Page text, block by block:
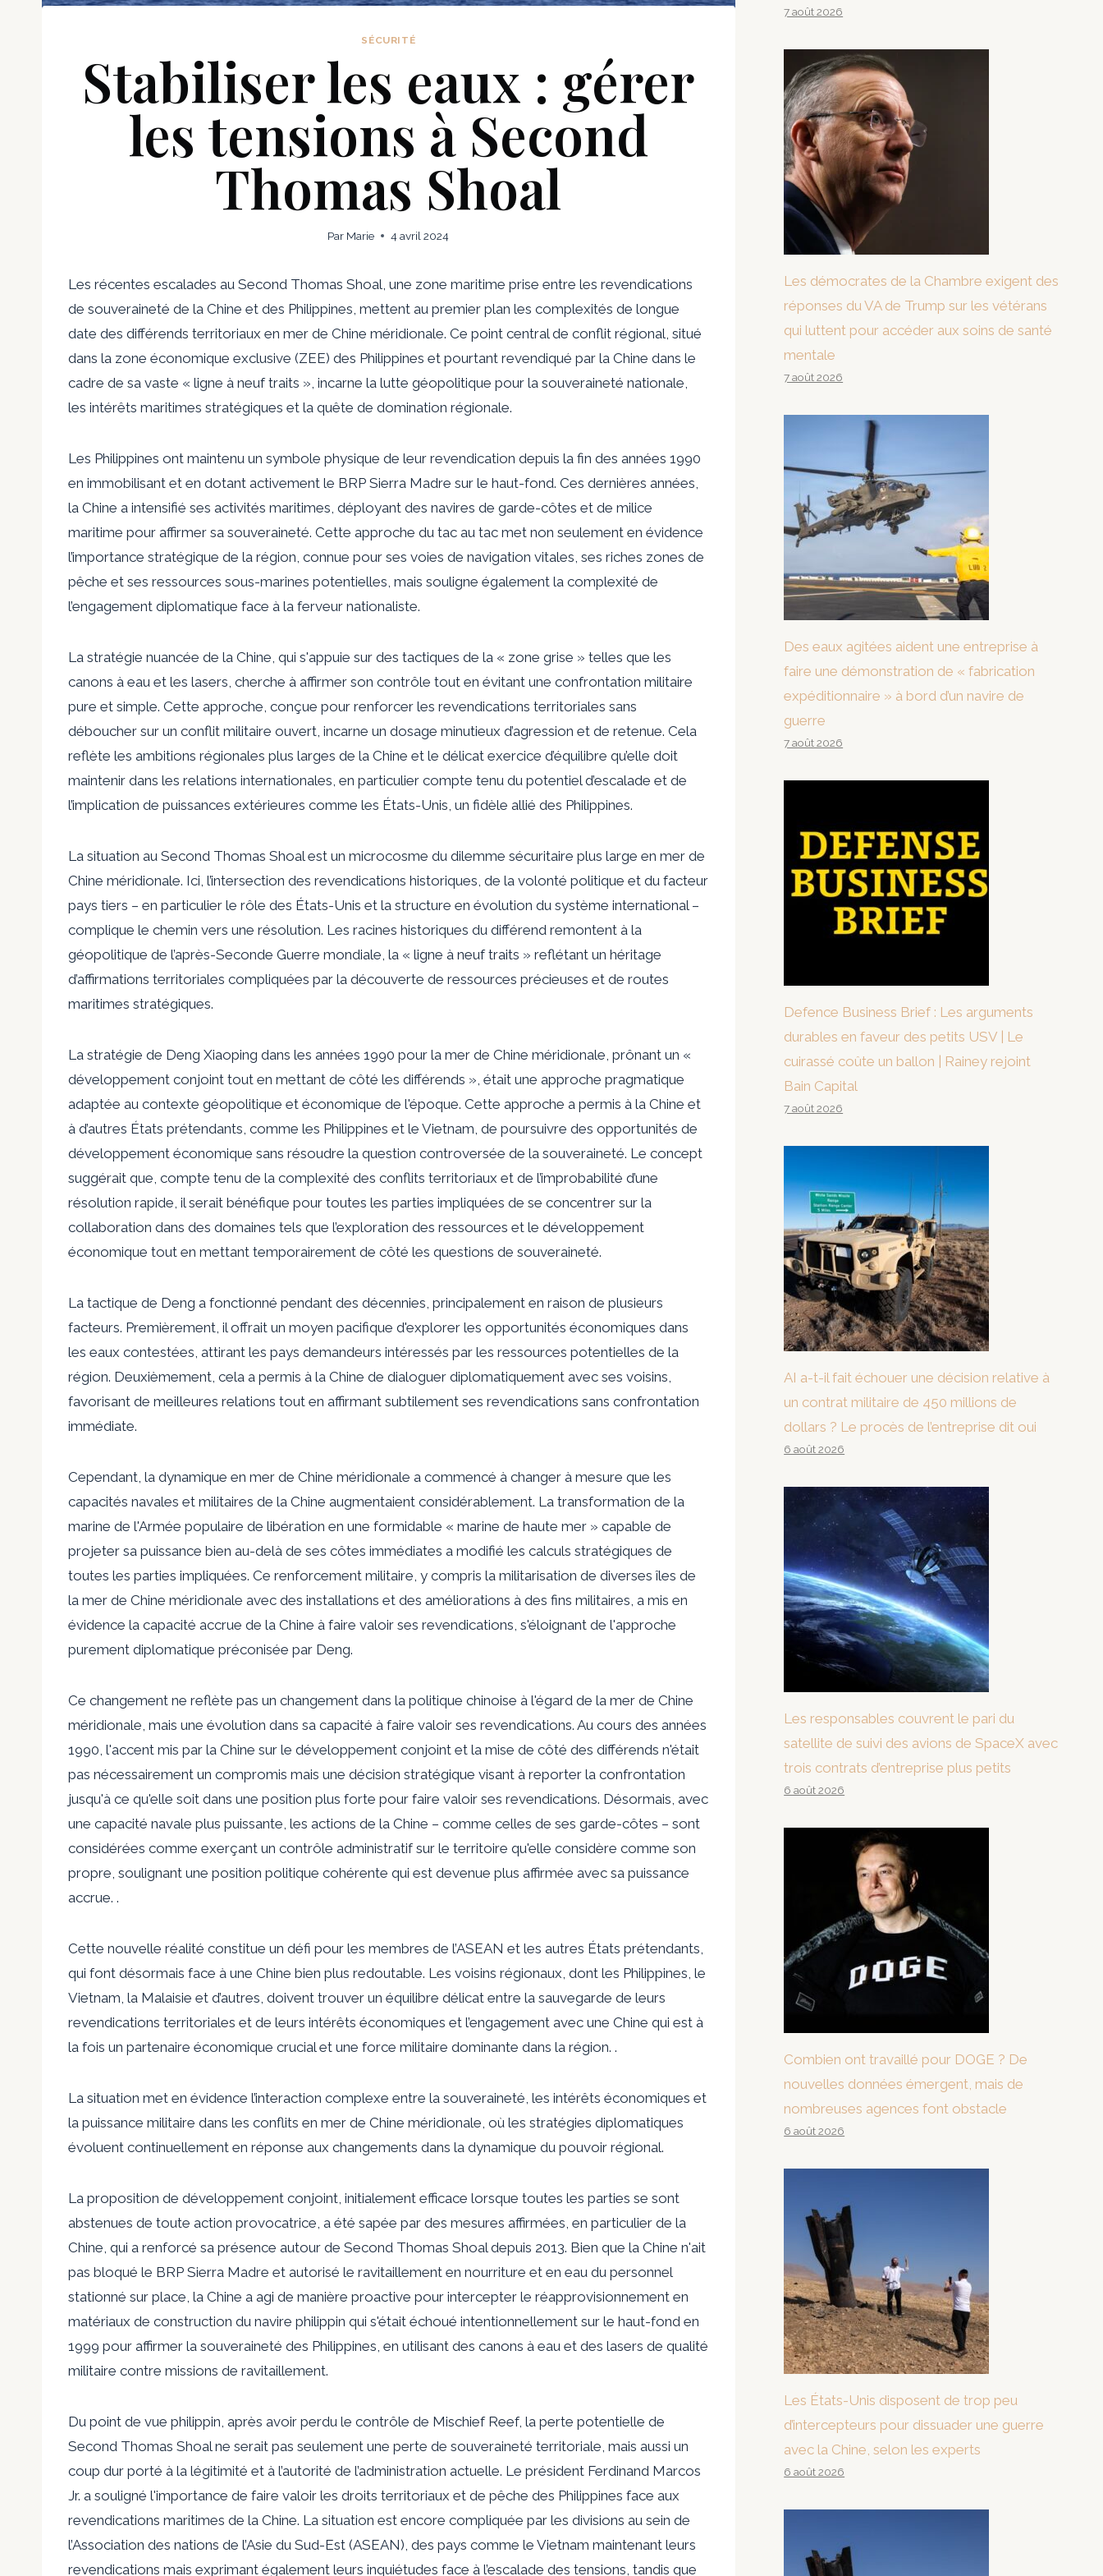
SÉCURITÉ
Stabiliser les eaux : gérer
les tensions à Second
Thomas Shoal
Par Marie 4 avril 2024
Les récentes escalades au Second Thomas Shoal, une zone maritime prise entre les revendications
de souveraineté de la Chine et des Philippines, mettent au premier plan les complexités de longue
date des différends territoriaux en mer de Chine méridionale. Ce point central de conflit régional, situé
dans la zone économique exclusive (ZEE) des Philippines et pourtant revendiqué par la Chine dans le
cadre de sa vaste « ligne à neuf traits », incarne la lutte géopolitique pour la souveraineté nationale,
les intérêts maritimes stratégiques et la quête de domination régionale.
Les Philippines ont maintenu un symbole physique de leur revendication depuis la fin des années 1990
en immobilisant et en dotant activement le BRP Sierra Madre sur le haut-fond. Ces dernières années,
la Chine a intensifié ses activités maritimes, déployant des navires de garde-côtes et de milice
maritime pour affirmer sa souveraineté. Cette approche du tac au tac met non seulement en évidence
l’importance stratégique de la région, connue pour ses voies de navigation vitales, ses riches zones de
pêche et ses ressources sous-marines potentielles, mais souligne également la complexité de
l’engagement diplomatique face à la ferveur nationaliste.
La stratégie nuancée de la Chine, qui s'appuie sur des tactiques de la « zone grise » telles que les
canons à eau et les lasers, cherche à affirmer son contrôle tout en évitant une confrontation militaire
pure et simple. Cette approche, conçue pour renforcer les revendications territoriales sans
déboucher sur un conflit militaire ouvert, incarne un dosage minutieux d’agression et de retenue. Cela
reflète les ambitions régionales plus larges de la Chine et le délicat exercice d’équilibre qu’elle doit
maintenir dans les relations internationales, en particulier compte tenu du potentiel d’escalade et de
l’implication de puissances extérieures comme les États-Unis, un fidèle allié des Philippines.
La situation au Second Thomas Shoal est un microcosme du dilemme sécuritaire plus large en mer de
Chine méridionale. Ici, l’intersection des revendications historiques, de la volonté politique et du facteur
pays tiers – en particulier le rôle des États-Unis et la structure en évolution du système international –
complique le chemin vers une résolution. Les racines historiques du différend remontent à la
géopolitique de l’après-Seconde Guerre mondiale, la « ligne à neuf traits » reflétant un héritage
d’affirmations territoriales compliquées par la découverte de ressources précieuses et de routes
maritimes stratégiques.
La stratégie de Deng Xiaoping dans les années 1990 pour la mer de Chine méridionale, prônant un «
développement conjoint tout en mettant de côté les différends », était une approche pragmatique
adaptée au contexte géopolitique et économique de l'époque. Cette approche a permis à la Chine et
à d’autres États prétendants, comme les Philippines et le Vietnam, de poursuivre des opportunités de
développement économique sans résoudre la question controversée de la souveraineté. Le concept
suggérait que, compte tenu de la complexité des conflits territoriaux et de l’improbabilité d’une
résolution rapide, il serait bénéfique pour toutes les parties impliquées de se concentrer sur la
collaboration dans des domaines tels que l’exploration des ressources et le développement
économique tout en mettant temporairement de côté les questions de souveraineté.
La tactique de Deng a fonctionné pendant des décennies, principalement en raison de plusieurs
facteurs. Premièrement, il offrait un moyen pacifique d'explorer les opportunités économiques dans
les eaux contestées, attirant les pays demandeurs intéressés par les ressources potentielles de la
région. Deuxièmement, cela a permis à la Chine de dialoguer diplomatiquement avec ses voisins,
favorisant de meilleures relations tout en affirmant subtilement ses revendications sans confrontation
immédiate.
Cependant, la dynamique en mer de Chine méridionale a commencé à changer à mesure que les
capacités navales et militaires de la Chine augmentaient considérablement. La transformation de la
marine de l'Armée populaire de libération en une formidable « marine de haute mer » capable de
projeter sa puissance bien au-delà de ses côtes immédiates a modifié les calculs stratégiques de
toutes les parties impliquées. Ce renforcement militaire, y compris la militarisation de diverses îles de
la mer de Chine méridionale avec des installations et des améliorations à des fins militaires, a mis en
évidence la capacité accrue de la Chine à faire valoir ses revendications, s'éloignant de l'approche
purement diplomatique préconisée par Deng.
Ce changement ne reflète pas un changement dans la politique chinoise à l'égard de la mer de Chine
méridionale, mais une évolution dans sa capacité à faire valoir ses revendications. Au cours des années
1990, l'accent mis par la Chine sur le développement conjoint et la mise de côté des différends n'était
pas nécessairement un compromis mais une décision stratégique visant à reporter la confrontation
jusqu'à ce qu'elle soit dans une position plus forte pour faire valoir ses revendications. Désormais, avec
une capacité navale plus puissante, les actions de la Chine – comme celles de ses garde-côtes – sont
considérées comme exerçant un contrôle administratif sur le territoire qu'elle considère comme son
propre, soulignant une position politique cohérente qui est devenue plus affirmée avec sa puissance
accrue. ​​.
Cette nouvelle réalité constitue un défi pour les membres de l’ASEAN et les autres États prétendants,
qui font désormais face à une Chine bien plus redoutable. Les voisins régionaux, dont les Philippines, le
Vietnam, la Malaisie et d’autres, doivent trouver un équilibre délicat entre la sauvegarde de leurs
revendications territoriales et de leurs intérêts économiques et l’engagement avec une Chine qui est à
la fois un partenaire économique crucial et une force militaire dominante dans la région. ​​.
La situation met en évidence l’interaction complexe entre la souveraineté, les intérêts économiques et
la puissance militaire dans les conflits en mer de Chine méridionale, où les stratégies diplomatiques
évoluent continuellement en réponse aux changements dans la dynamique du pouvoir régional.
La proposition de développement conjoint, initialement efficace lorsque toutes les parties se sont
abstenues de toute action provocatrice, a été sapée par des mesures affirmées, en particulier de la
Chine, qui a renforcé sa présence autour de Second Thomas Shoal depuis 2013. Bien que la Chine n'ait
pas bloqué le BRP Sierra Madre et autorisé le ravitaillement en nourriture et en eau du personnel
stationné sur place, la Chine a agi de manière proactive pour intercepter le réapprovisionnement en
matériaux de construction du navire philippin qui s'était échoué intentionnellement sur le haut-fond en
1999 pour affirmer la souveraineté des Philippines, en utilisant des canons à eau et des lasers de qualité
militaire contre missions de ravitaillement.
Du point de vue philippin, après avoir perdu le contrôle de Mischief Reef, la perte potentielle de
Second Thomas Shoal ne serait pas seulement une perte de souveraineté territoriale, mais aussi un
coup dur porté à la légitimité et à l’autorité de l’administration actuelle. Le président Ferdinand Marcos
Jr. a souligné l'importance de faire valoir les droits territoriaux et de pêche des Philippines face aux
revendications maritimes de la Chine. La situation est encore compliquée par les divisions au sein de
l’Association des nations de l’Asie du Sud-Est (ASEAN), des pays comme le Vietnam maintenant leurs
revendications mais exprimant également leurs inquiétudes face à l’escalade des tensions, tandis que
7 août 2026
Les démocrates de la Chambre exigent des
réponses du VA de Trump sur les vétérans
qui luttent pour accéder aux soins de santé
mentale
7 août 2026
Des eaux agitées aident une entreprise à
faire une démonstration de « fabrication
expéditionnaire » à bord d’un navire de
guerre
7 août 2026
Defence Business Brief : Les arguments
durables en faveur des petits USV | Le
cuirassé coûte un ballon | Rainey rejoint
Bain Capital
7 août 2026
AI a-t-il fait échouer une décision relative à
un contrat militaire de 450 millions de
dollars ? Le procès de l’entreprise dit oui
6 août 2026
Les responsables couvrent le pari du
satellite de suivi des avions de SpaceX avec
trois contrats d’entreprise plus petits
6 août 2026
Combien ont travaillé pour DOGE ? De
nouvelles données émergent, mais de
nombreuses agences font obstacle
6 août 2026
Les États-Unis disposent de trop peu
d’intercepteurs pour dissuader une guerre
avec la Chine, selon les experts
6 août 2026